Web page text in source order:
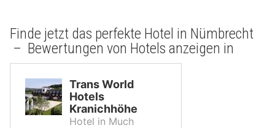
Finde jetzt das perfekte Hotel in Nümbrecht
– Bewertungen von Hotels anzeigen in
Trans World
Hotels
Kranichhöhe
Hotel in Much